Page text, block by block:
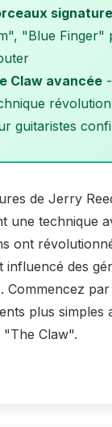
signature
"Blue Finger"
Claw avancée -
guitaristes
de Jerry
une technique
ont
influencé des
Commencez par
plus simples
Claw".